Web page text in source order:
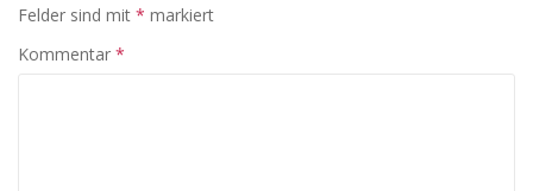
Felder sind mit * markiert
Kommentar *